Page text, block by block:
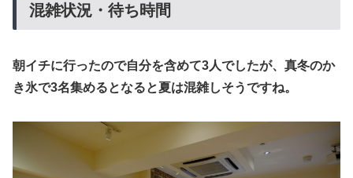
混雑状況・待ち時間
朝イチに行ったので自分を含めて3人でしたが、真冬のか
き氷で3名集めるとなると夏は混雑しそうですね。